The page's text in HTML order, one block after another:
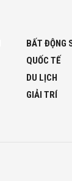
BẤT ĐỘNG
QUỐC TẾ
DU LỊCH
GIẢI TRÍ